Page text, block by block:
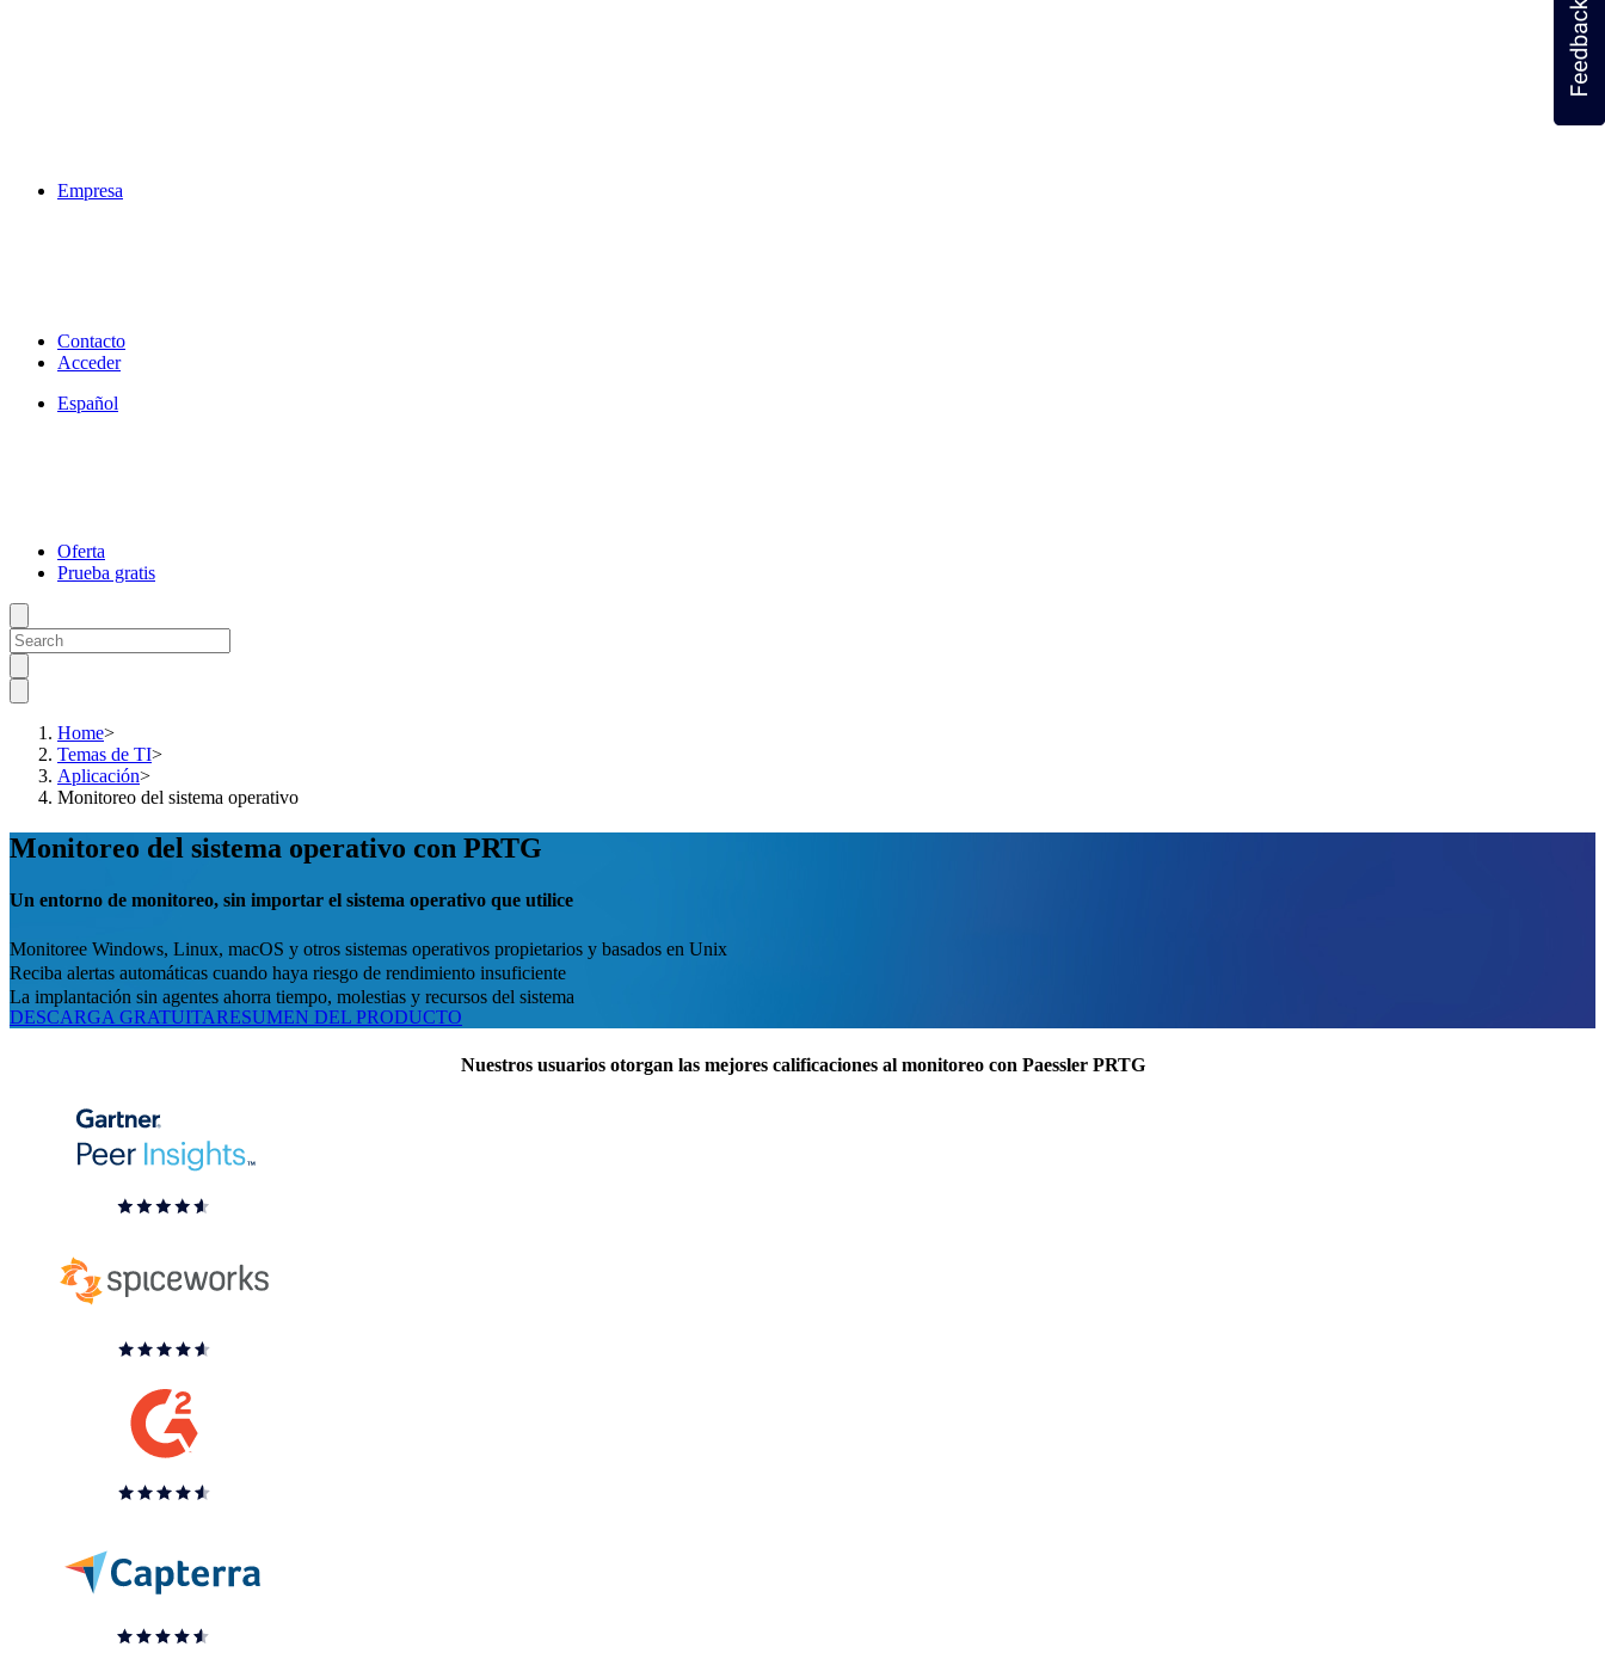
Empresa
Contacto
Acceder
Español
Oferta
Prueba gratis
Home>
Temas de TI>
Aplicación>
Monitoreo del sistema operativo
Monitoreo del sistema operativo con PRTG
Un entorno de monitoreo, sin importar el sistema operativo que utilice
Monitoree Windows, Linux, macOS y otros sistemas operativos propietarios y basados en Unix
Reciba alertas automáticas cuando haya riesgo de rendimiento insuficiente
La implantación sin agentes ahorra tiempo, molestias y recursos del sistema
DESCARGA GRATUITARESUMEN DEL PRODUCTO
Nuestros usuarios otorgan las mejores calificaciones al monitoreo con Paessler PRTG